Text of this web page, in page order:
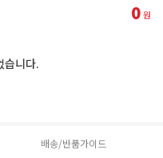
0원
습니다.
배송/반품가이드